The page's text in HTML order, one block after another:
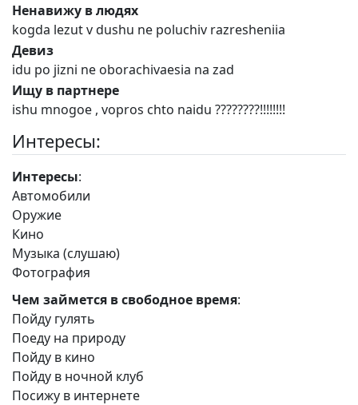
Ненавижу в людях
kogda lezut v dushu ne poluchiv razresheniia
Девиз
idu po jizni ne oborachivaesia na zad
Ищу в партнере
ishu mnogoe , vopros chto naidu ????????!!!!!!!!
Интересы:
Интересы:
Автомобили
Оружие
Кино
Музыка (слушаю)
Фотография
Чем займется в свободное время:
Пойду гулять
Поеду на природу
Пойду в кино
Пойду в ночной клуб
Посижу в интернете